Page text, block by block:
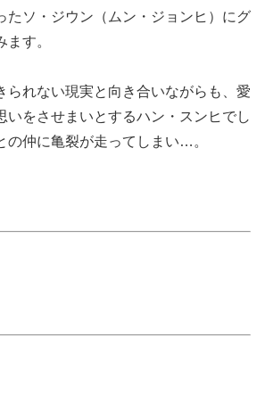
たソ・ジウン（ムン・ジョンヒ）にグ
す。
られない現実と向き合いながらも、愛
いをさせまいとするハン・スンヒでし
の仲に亀裂が走ってしまい…。